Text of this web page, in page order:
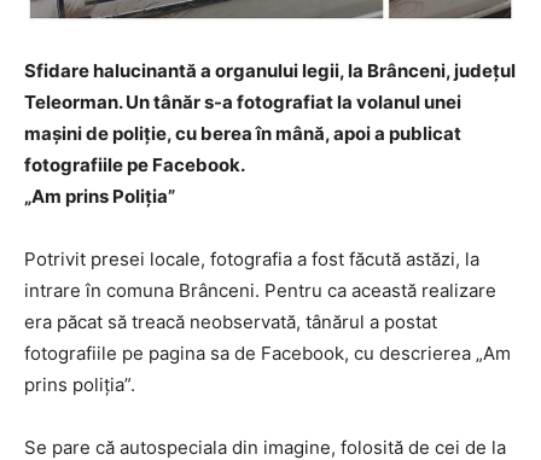
Sfidare halucinantă a organului legii, la Brânceni, judeţul
Teleorman. Un tânăr s-a fotografiat la volanul unei
maşini de poliţie, cu berea în mână, apoi a publicat
fotografiile pe Facebook.
„Am prins Poliţia”
Potrivit presei locale, fotografia a fost făcută astăzi, la
intrare în comuna Brânceni. Pentru ca această realizare
era păcat să treacă neobservată, tânărul a postat
fotografiile pe pagina sa de Facebook, cu descrierea „Am
prins poliția”.
Se pare că autospeciala din imagine, folosită de cei de la